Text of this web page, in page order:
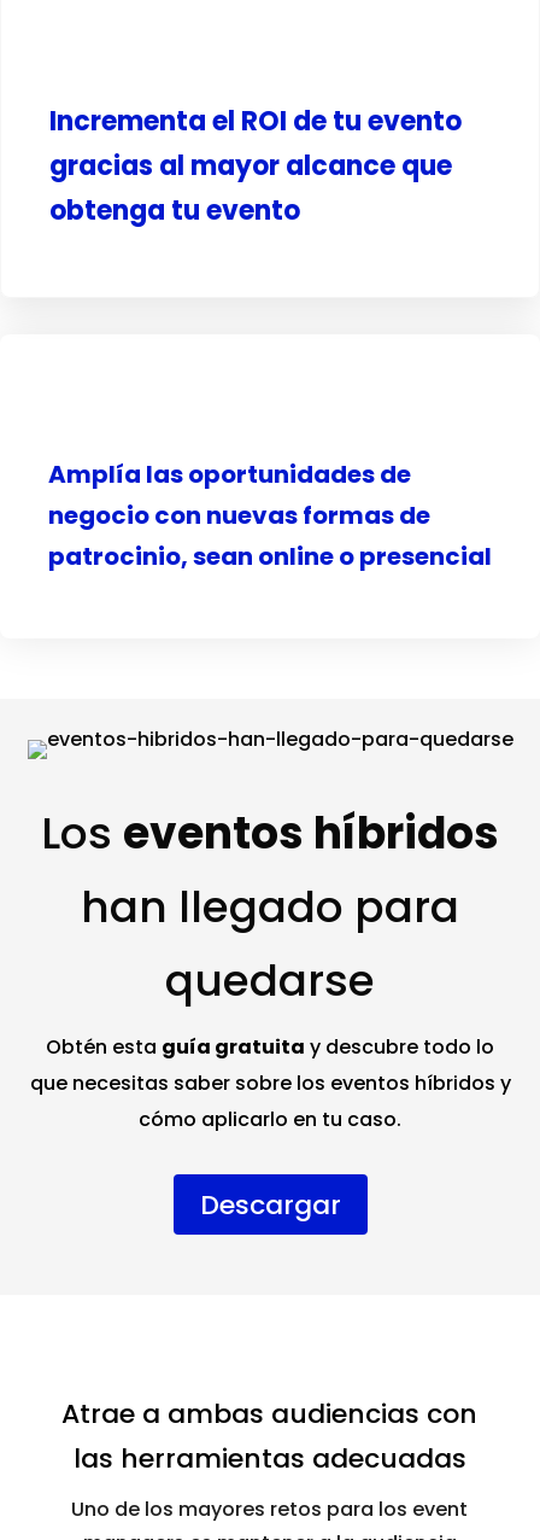
Incrementa el ROI de tu evento
gracias al mayor alcance que
obtenga tu evento
Amplía las oportunidades de
negocio con nuevas formas de
patrocinio, sean online o presencial
Los eventos híbridos
han llegado para
quedarse
Obtén esta guía gratuita y descubre todo lo
que necesitas saber sobre los eventos híbridos y
cómo aplicarlo en tu caso.
Descargar
Atrae a ambas audiencias con
las herramientas adecuadas
Uno de los mayores retos para los event